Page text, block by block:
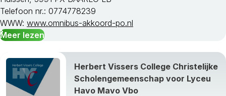
Telefoon nr.: 0774778239
WWW: www.omnibus-akkoord-po.nl
Meer lezen
Herbert Vissers College Christelijke
Scholengemeenschap voor Lyceu
Havo Mavo Vbo